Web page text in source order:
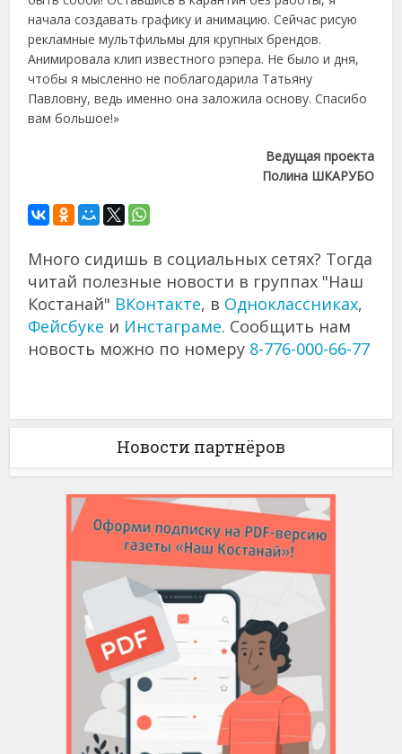
начала создавать графику и анимацию. Сейчас рисую
рекламные мультфильмы для крупных брендов.
Анимировала клип известного рэпера. Не было и дня,
чтобы я мысленно не поблагодарила Татьяну
Павловну, ведь именно она заложила основу. Спасибо
вам большое!»
Ведущая проекта
Полина ШКАРУБО
Много сидишь в социальных сетях? Тогда
читай полезные новости в группах "Наш
Костанай" ВКонтакте, в Одноклассниках,
Фейсбуке и Инстаграме. Сообщить нам
новость можно по номеру 8-776-000-66-77
Новости партнёров